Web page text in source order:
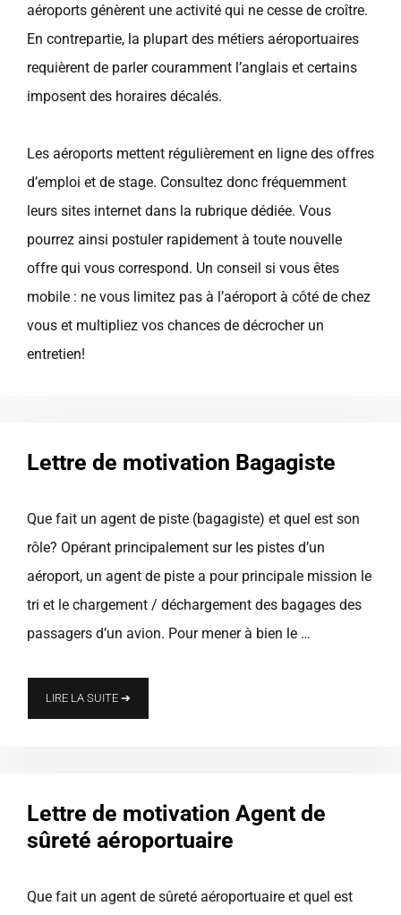
aéroports génèrent une activité qui ne cesse de croître.
En contrepartie, la plupart des métiers aéroportuaires
requièrent de parler couramment l’anglais et certains
imposent des horaires décalés.
Les aéroports mettent régulièrement en ligne des offres
d’emploi et de stage. Consultez donc fréquemment
leurs sites internet dans la rubrique dédiée. Vous
pourrez ainsi postuler rapidement à toute nouvelle
offre qui vous correspond. Un conseil si vous êtes
mobile : ne vous limitez pas à l’aéroport à côté de chez
vous et multipliez vos chances de décrocher un
entretien!
Lettre de motivation Bagagiste
Que fait un agent de piste (bagagiste) et quel est son
rôle? Opérant principalement sur les pistes d’un
aéroport, un agent de piste a pour principale mission le
tri et le chargement / déchargement des bagages des
passagers d’un avion. Pour mener à bien le …
LIRE LA SUITE ➔
Lettre de motivation Agent de
sûreté aéroportuaire
Que fait un agent de sûreté aéroportuaire et quel est